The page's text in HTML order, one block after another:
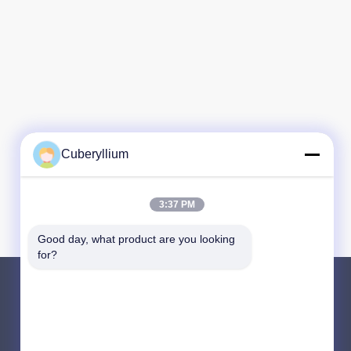
Cuberyllium
3:37 PM
Good day, what product are you looking
for?